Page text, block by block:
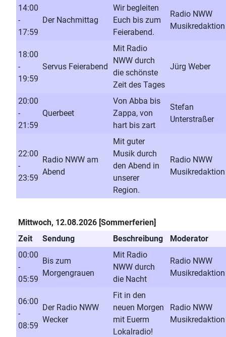
14:00
-
17:59
Der Nachmittag
Wir begleiten
Euch bis zum
Feierabend.
Radio NWW
Musikredaktion
18:00
-
19:59
Servus Feierabend
Mit Radio
NWW durch
die schönste
Zeit des Tages
Jürg Weber
20:00
-
21:59
Querbeet
Von Abba bis
Zappa, von
hart bis zart
Stefan
Unterstraßer
22:00
-
23:59
Radio NWW am
Abend
Mit guter
Musik durch
den Abend in
unserer
Region.
Radio NWW
Musikredaktion
Mittwoch, 12.08.2026 [Sommerferien]
Zeit
Sendung Beschreibung
Moderator
00:00
-
05:59
Bis zum
Morgengrauen
Mit Radio
NWW durch
die Nacht
Radio NWW
Musikredaktion
06:00
-
08:59
Der Radio NWW
Wecker
Fit in den
neuen Morgen
mit Euerm
Lokalradio!
Radio NWW
Musikredaktion